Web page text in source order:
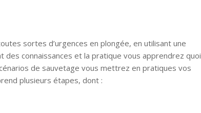
sortes d’urgences en plongée, en utilisant une
connaissances et la pratique vous apprendrez quoi
de sauvetage vous mettrez en pratiques vos
plusieurs étapes, dont :